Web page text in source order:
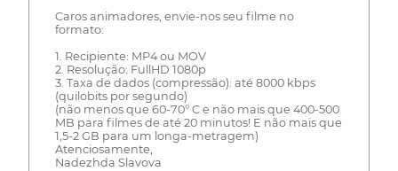
Caros animadores, envie-nos seu filme no
formato:
1. Recipiente: MP4 ou MOV
2. Resolução: FullHD 1080p
3. Taxa de dados (compressão): até 8000 kbps
(quilobits por segundo)
(não menos que 60-70° C e não mais que 400-500
MB para filmes de até 20 minutos! E não mais que
1,5-2 GB para um longa-metragem)
Atenciosamente,
Nadezhda Slavova